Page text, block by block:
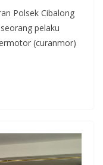
Polsek Cibalong
pelaku
(curanmor)